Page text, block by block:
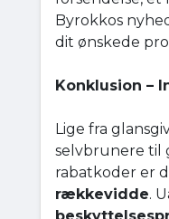
Byrokkos
dit ønskede
Konklusion –
Lige fra
selvbrunere til
rabatkoder er
rækkevidde.